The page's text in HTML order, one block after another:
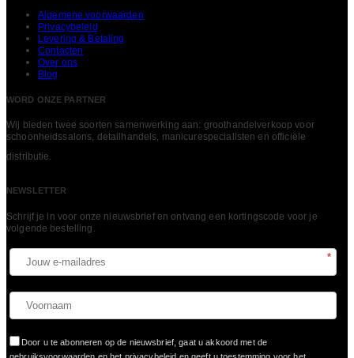
Algemene voorwaarden
Privacybeleid
Levering & Betaling
Contacten
Over ons
Blog
WORD ONZE PARTNER
Wij bieden twee soorten samenwerking aan: groothandelverkoop voor
schoonheidssalons, detailhandels, manicurespecialisten en officiële
distributie.
NEWSLETTER
Schrijf je in voor onze nieuwsbrief en ontvang een kortingscode voor je
volgende bestelling.​
*
Door u te abonneren op de nieuwsbrief, gaat u akkoord met de